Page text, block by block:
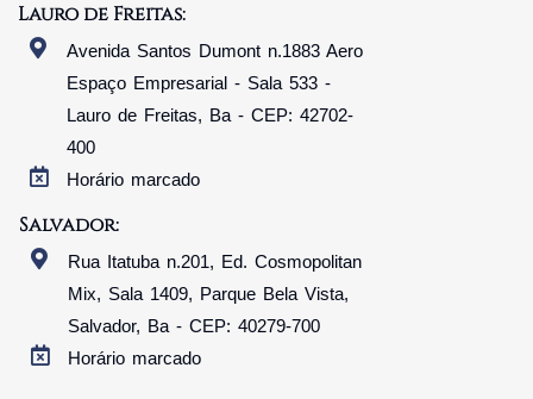
Lauro de Freitas:
Avenida Santos Dumont n.1883 Aero
Espaço Empresarial - Sala 533 -
Lauro de Freitas, Ba - CEP: 42702-
400
Horário marcado
Salvador:
Rua Itatuba n.201, Ed. Cosmopolitan
Mix, Sala 1409, Parque Bela Vista,
Salvador, Ba - CEP: 40279-700
Horário marcado